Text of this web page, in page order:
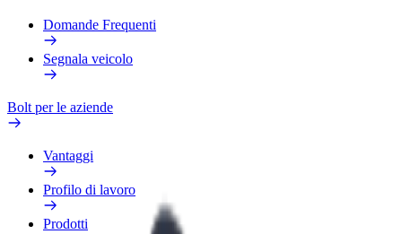
Domande Frequenti
Segnala veicolo
Bolt per le aziende
Vantaggi
Profilo di lavoro
Prodotti